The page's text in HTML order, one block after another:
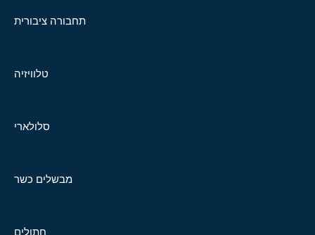
תחבורה ציבורית
טלוויזיה
סלולארי
מבשלים כשר
חתולים